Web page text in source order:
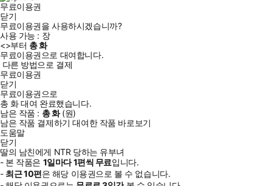
무료이용권
닫기
무료이용권을 사용하시겠습니까?
사용 가능 : 장
<>부터 총화
무료이용권으로 대여합니다.
다른 방법으로 결제
무료이용권
닫기
무료이용권으로
총 화대여 완료했습니다.
남은 작품 : 총화(원)
남은 작품 결제하기 대여한 작품 바로보기
도움말
닫기
딸의 남친에게 NTR 당하는 유부녀
- 본 작품은 1일마다1편씩 무료입니다.
- 최근10편은 해당 이용권으로 볼 수 없습니다.